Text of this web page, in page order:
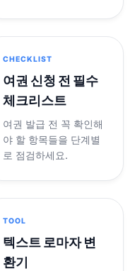
CHECKLIST
여권 신청 전 필수
체크리스트
여권 발급 전 꼭 확인해
야 할 항목들을 단계별
로 점검하세요.
TOOL
텍스트 로마자 변
환기